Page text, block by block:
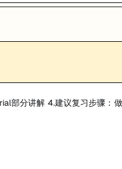
部分讲解 4.建议复习步骤